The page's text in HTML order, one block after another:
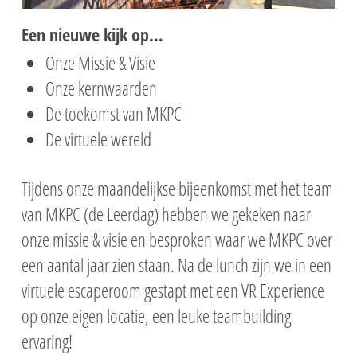
Een nieuwe kijk op…
Onze Missie & Visie
Onze kernwaarden
De toekomst van MKPC
De virtuele wereld
Tijdens onze maandelijkse bijeenkomst met het team
van MKPC (de Leerdag) hebben we gekeken naar
onze missie & visie en besproken waar we MKPC over
een aantal jaar zien staan. Na de lunch zijn we in een
virtuele escaperoom gestapt met een VR Experience
op onze eigen locatie, een leuke teambuilding
ervaring!